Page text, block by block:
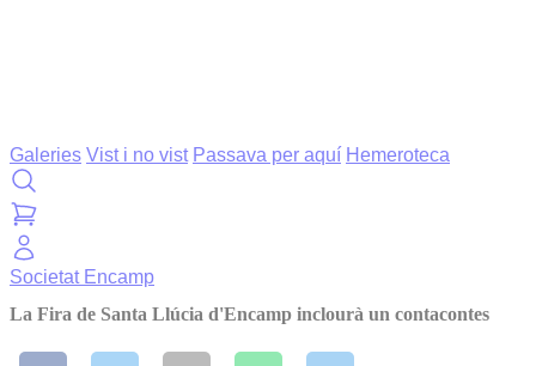
Galeries Vist i no vist Passava per aquí Hemeroteca
Societat Encamp
La Fira de Santa Llúcia d'Encamp inclourà un contacontes